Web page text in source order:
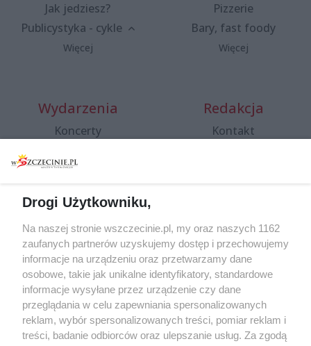
Jak jedziesz?
Publicystyka - cykle
Więcej
Pizzerie
Bary, fast foody
Więcej
Wydarzenia
Koncerty
Spacery i oprowadzania
targi
Wernisaże
Więcej
Redakcja
Kontakt
Specjalny koncert z okazji
20. urodzin portalu
wSzczecinie.pl
Regulamin konkursów
śniadaniówka "Hej
Szczecin! Jest piątek!"
Drogi Użytkowniku,
Na naszej stronie wszczecinie.pl, my oraz naszych 1162
zaufanych partnerów uzyskujemy dostęp i przechowujemy
informacje na urządzeniu oraz przetwarzamy dane
osobowe, takie jak unikalne identyfikatory, standardowe
informacje wysyłane przez urządzenie czy dane
przeglądania w celu zapewniania spersonalizowanych
reklam, wybór spersonalizowanych treści, pomiar reklam i
treści, badanie odbiorców oraz ulepszanie usług. Za zgodą